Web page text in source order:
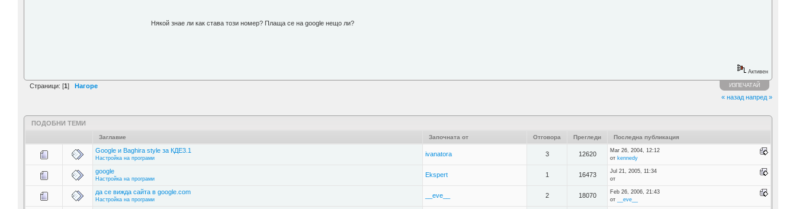
Някой знае ли как става този номер? Плаща се на google нещо ли?
Активен
Страници: [1] Нагоре ИЗПЕЧАТАЙ
« назад напред »
ПОДОБНИ ТЕМИ
Заглавие Започната от Отговора Прегледи Последна публикация
Google и Baghira style за КДЕ3.1
Настройка на програми
ivanatora 3 12620
Mar 26, 2004, 12:12
от kennedy
google
Настройка на програми
Ekspert 1 16473
Jul 21, 2005, 11:34
от
да се вижда сайта в google.com
Настройка на програми
__eve__ 2 18070
Feb 26, 2006, 21:43
от
__eve__